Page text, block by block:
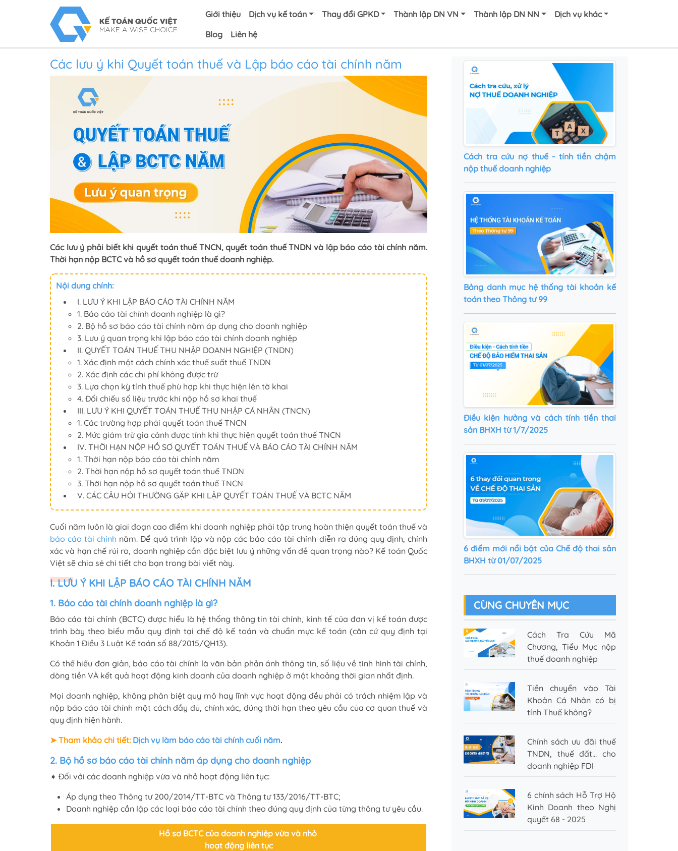
Giới thiệu Dịch vụ kế toán Thay đổi GPKD Thành lập DN VN Thành lập DN NN
Dịch vụ khác
Blog
Liên hệ
Các lưu ý khi Quyết toán thuế và Lập báo cáo tài chính năm
Các lưu ý phải biết khi quyết toán thuế TNCN, quyết toán thuế TNDN và lập báo cáo tài chính năm.
Thời hạn nộp BCTC và hồ sơ quyết toán thuế doanh nghiệp.
Nội dung chính:
I. LƯU Ý KHI LẬP BÁO CÁO TÀI CHÍNH NĂM
1. Báo cáo tài chính doanh nghiệp là gì?
2. Bộ hồ sơ báo cáo tài chính năm áp dụng cho doanh nghiệp
3. Lưu ý quan trọng khi lập báo cáo tài chính doanh nghiệp
II. QUYẾT TOÁN THUẾ THU NHẬP DOANH NGHIỆP (TNDN)
1. Xác định một cách chính xác thuế suất thuế TNDN
2. Xác định các chi phí không được trừ
3. Lựa chọn kỳ tính thuế phù hợp khi thực hiện lên tờ khai
4. Đối chiếu số liệu trước khi nộp hồ sơ khai thuế
III. LƯU Ý KHI QUYẾT TOÁN THUẾ THU NHẬP CÁ NHÂN (TNCN)
1. Các trường hợp phải quyết toán thuế TNCN
2. Mức giảm trừ gia cảnh được tính khi thực hiện quyết toán thuế TNCN
IV. THỜI HẠN NỘP HỒ SƠ QUYẾT TOÁN THUẾ VÀ BÁO CÁO TÀI CHÍNH NĂM
1. Thời hạn nộp báo cáo tài chính năm
2. Thời hạn nộp hồ sơ quyết toán thuế TNDN
3. Thời hạn nộp hồ sơ quyết toán thuế TNCN
V. CÁC CÂU HỎI THƯỜNG GẶP KHI LẬP QUYẾT TOÁN THUẾ VÀ BCTC NĂM
Cuối năm luôn là giai đoạn cao điểm khi doanh nghiệp phải tập trung hoàn thiện quyết toán thuế và
báo cáo tài chính năm. Để quá trình lập và nộp các báo cáo tài chính diễn ra đúng quy định, chính
xác và hạn chế rủi ro, doanh nghiệp cần đặc biệt lưu ý những vấn đề quan trọng nào? Kế toán Quốc
Việt sẽ chia sẻ chi tiết cho bạn trong bài viết này.
I. LƯU Ý KHI LẬP BÁO CÁO TÀI CHÍNH NĂM
1. Báo cáo tài chính doanh nghiệp là gì?
Báo cáo tài chính (BCTC) được hiểu là hệ thống thông tin tài chính, kinh tế của đơn vị kế toán được
trình bày theo biểu mẫu quy định tại chế độ kế toán và chuẩn mực kế toán (căn cứ quy định tại
Khoản 1 Điều 3 Luật Kế toán số 88/2015/QH13).
Có thể hiểu đơn giản, báo cáo tài chính là văn bản phản ánh thông tin, số liệu về tình hình tài chính,
dòng tiền VÀ kết quả hoạt động kinh doanh của doanh nghiệp ở một khoảng thời gian nhất định.
Mọi doanh nghiệp, không phân biệt quy mô hay lĩnh vực hoạt động đều phải có trách nhiệm lập và
nộp báo cáo tài chính một cách đầy đủ, chính xác, đúng thời hạn theo yêu cầu của cơ quan thuế và
quy định hiện hành.
➤ Tham khảo chi tiết: Dịch vụ làm báo cáo tài chính cuối năm.
2. Bộ hồ sơ báo cáo tài chính năm áp dụng cho doanh nghiệp
➧ Đối với các doanh nghiệp vừa và nhỏ hoạt động liên tục:
Áp dụng theo Thông tư 200/2014/TT-BTC và Thông tư 133/2016/TT-BTC;
Doanh nghiệp cần lập các loại báo cáo tài chính theo đúng quy định của từng thông tư yêu cầu.
Hồ sơ BCTC của doanh nghiệp vừa và nhỏ
hoạt động liên tục
Cách tra cứu nợ thuế - tính tiền chậm
nộp thuế doanh nghiệp
Bảng danh mục hệ thống tài khoản kế
toán theo Thông tư 99
Điều kiện hưởng và cách tính tiền thai
sản BHXH từ 1/7/2025
6 điểm mới nổi bật của Chế độ thai sản
BHXH từ 01/07/2025
CÙNG CHUYÊN MỤC
Cách Tra Cứu Mã
Chương, Tiểu Mục nộp
thuế doanh nghiệp
Tiền chuyển vào Tài
Khoản Cá Nhân có bị
tính Thuế không?
Chính sách ưu đãi thuế
TNDN, thuế đất... cho
doanh nghiệp FDI
6 chính sách Hỗ Trợ Hộ
Kinh Doanh theo Nghị
quyết 68 - 2025